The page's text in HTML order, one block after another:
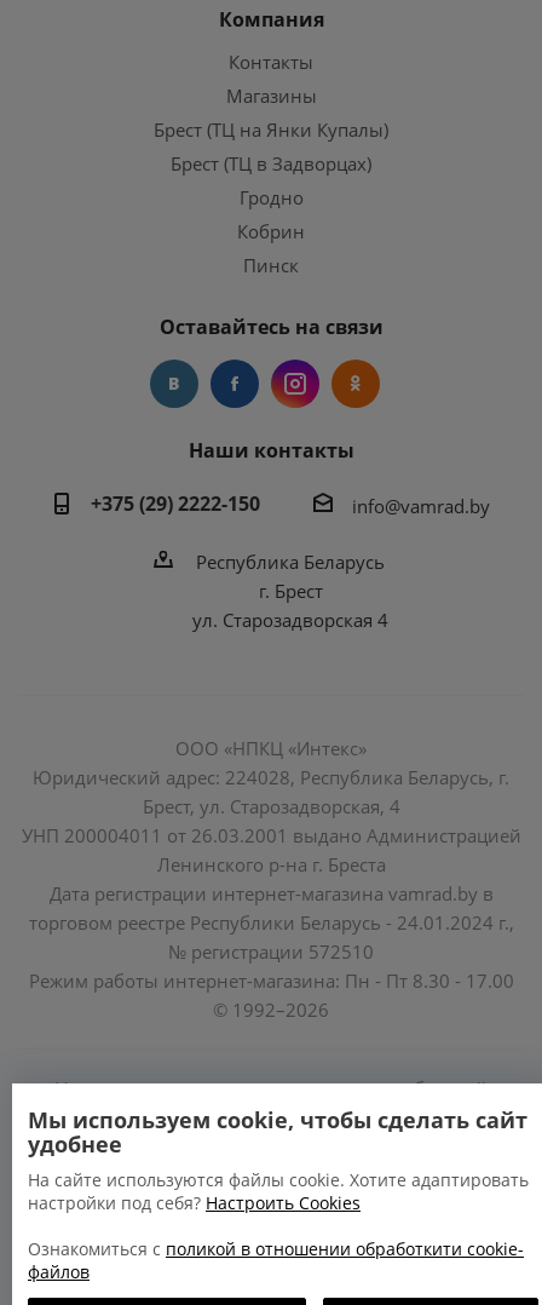
Компания
Контакты
Магазины
Брест (ТЦ на Янки Купалы)
Брест (ТЦ в Задворцах)
Гродно
Кобрин
Пинск
Оставайтесь на связи
Наши контакты
+375 (29) 2222-150
info@vamrad.by
Республика Беларусь
г. Брест
ул. Старозадворская 4
ООО «НПКЦ «Интекс»
Юридический адрес: 224028, Республика Беларусь, г.
Брест, ул. Старозадворская, 4
УНП 200004011 от 26.03.2001 выдано Администрацией
Ленинского р-на г. Бреста
Дата регистрации интернет-магазина vamrad.by в
торговом реестре Республики Беларусь - 24.01.2024 г.,
№ регистрации 572510
Режим работы интернет-магазина: Пн - Пт 8.30 - 17.00
© 1992–2026
Уполномоченные по защите прав потребителей
облисполкомов, Минского горисполкома:
https://www.mart.gov.by/activity/zashchita-prav-
potrebiteley/
БРЕСТСКАЯ ОБЛАСТЬ тел. (80162) 26 97 69;
Мы используем cookie, чтобы сделать сайт
удобнее
На сайте используются файлы cookie. Хотите адаптировать
настройки под себя? Настроить Cookies
Ознакомиться с поликой в отношении обработкити cookie-
файлов